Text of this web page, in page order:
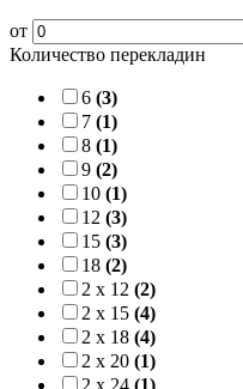
от
Количество перекладин
6 (3)
7 (1)
8 (1)
9 (2)
10 (1)
12 (3)
15 (3)
18 (2)
2 x 12 (2)
2 x 15 (4)
2 x 18 (4)
2 x 20 (1)
2 x 24 (1)